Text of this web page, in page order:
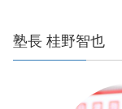
塾長 桂野智也